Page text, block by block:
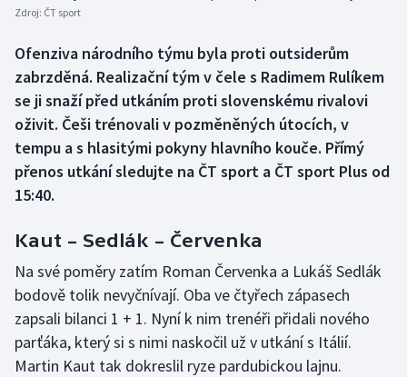
Boby a skeleton
Box
Curling
Dostihy
Florbal
Golf
Gymnastika
Házená
AZ kvíz
Zdroj: ČT sport
Ofenziva národního týmu byla proti outsiderům
zabrzděná. Realizační tým v čele s Radimem Rulíkem
se ji snaží před utkáním proti slovenskému rivalovi
oživit. Češi trénovali v pozměněných útocích, v
tempu a s hlasitými pokyny hlavního kouče. Přímý
přenos utkání sledujte na ČT sport a ČT sport Plus od
15:40.
Kaut – Sedlák – Červenka
Na své poměry zatím Roman Červenka a Lukáš Sedlák
bodově tolik nevyčnívají. Oba ve čtyřech zápasech
zapsali bilanci 1 + 1. Nyní k nim trenéři přidali nového
parťáka, který si s nimi naskočil už v utkání s Itálií.
Martin Kaut tak dokreslil ryze pardubickou lajnu.